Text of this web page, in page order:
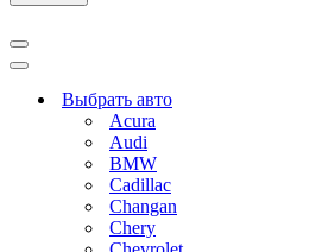
Меню
навигации
Меню
навигацииВыбрать авто
Acura
Audi
BMW
Cadillac
Changan
Chery